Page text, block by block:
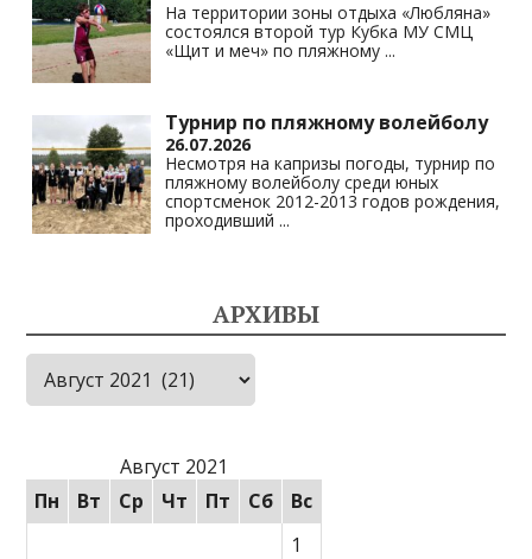
На территории зоны отдыха «Любляна»
состоялся второй тур Кубка МУ СМЦ
«Щит и меч» по пляжному ...
Турнир по пляжному волейболу
26.07.2026
Несмотря на капризы погоды, турнир по
пляжному волейболу среди юных
спортсменок 2012-2013 годов рождения,
проходивший ...
АРХИВЫ
Архивы
Август 2021
Пн
Вт Ср Чт Пт Сб
Вс
1